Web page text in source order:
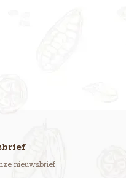
nieuwsbrief